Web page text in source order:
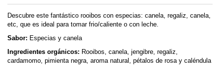
Descubre este fantástico rooibos con especias: canela, regaliz, canela,
etc, que es ideal para tomar frio/caliente o con leche.
Sabor: Especias y canela
Ingredientes orgánicos: Rooibos, canela, jengibre, regaliz,
cardamomo, pimienta negra, aroma natural, pétalos de rosa y caléndula